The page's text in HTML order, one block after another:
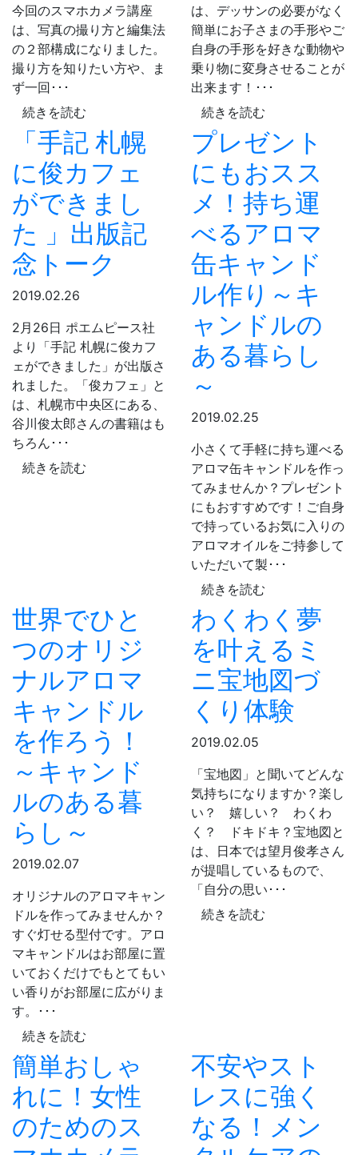
今回のスマホカメラ講座
は、写真の撮り方と編集法
の２部構成になりました。
撮り方を知りたい方や、ま
ず一回･･･
続きを読む
は、デッサンの必要がなく
簡単にお子さまの手形やご
自身の手形を好きな動物や
乗り物に変身させることが
出来ます！･･･
続きを読む
「手記 札幌
に俊カフェ
ができまし
た 」出版記
念トーク
2019.02.26
2月26日 ポエムピース社
より「手記 札幌に俊カフ
ェができました」が出版さ
れました。「俊カフェ」と
は、札幌市中央区にある、
谷川俊太郎さんの書籍はも
ちろん･･･
続きを読む
プレゼント
にもおスス
メ！持ち運
べるアロマ
缶キャンド
ル作り～キ
ャンドルの
ある暮らし
～
2019.02.25
小さくて手軽に持ち運べる
アロマ缶キャンドルを作っ
てみませんか？プレゼント
にもおすすめです！ご自身
で持っているお気に入りの
アロマオイルをご持参して
いただいて製･･･
続きを読む
世界でひと
つのオリジ
ナルアロマ
キャンドル
を作ろう！
～キャンド
ルのある暮
らし～
2019.02.07
オリジナルのアロマキャン
ドルを作ってみませんか？
すぐ灯せる型付です。アロ
マキャンドルはお部屋に置
いておくだけでもとてもい
い香りがお部屋に広がりま
す。･･･
続きを読む
わくわく夢
を叶えるミ
ニ宝地図づ
くり体験
2019.02.05
「宝地図」と聞いてどんな
気持ちになりますか？楽し
い？ 嬉しい？ わくわ
く？ ドキドキ？宝地図と
は、日本では望月俊孝さん
が提唱しているもので、
「自分の思い･･･
続きを読む
簡単おしゃ
れに！女性
のためのス
不安やスト
レスに強く
なる！メン